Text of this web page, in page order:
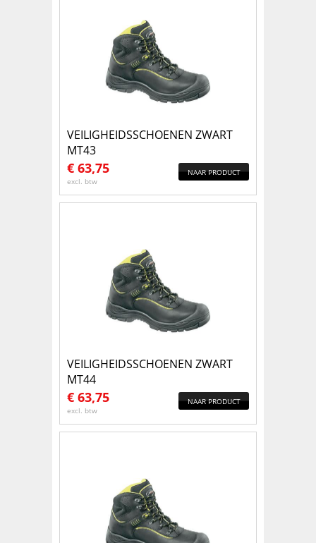
VEILIGHEIDSSCHOENEN ZWART
MT43
€ 63,75
excl. btw
NAAR PRODUCT
VEILIGHEIDSSCHOENEN ZWART
MT44
€ 63,75
excl. btw
NAAR PRODUCT